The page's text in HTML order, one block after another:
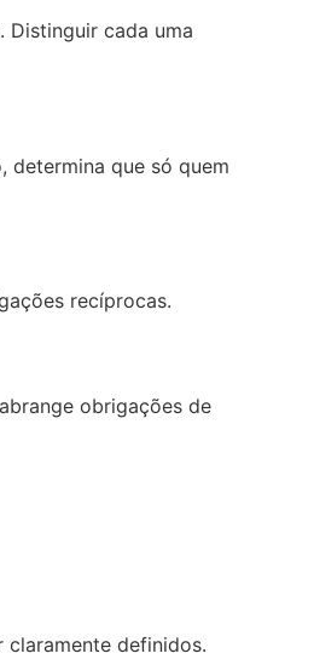
cada uma
determina que só quem
recíprocas.
obrigações de
claramente definidos.